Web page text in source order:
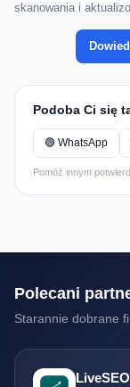
skanowania i
Podoba Ci się
🟢 WhatsApp
Pomóż innym
Polecani
Starannie dobrane
LiveSEO